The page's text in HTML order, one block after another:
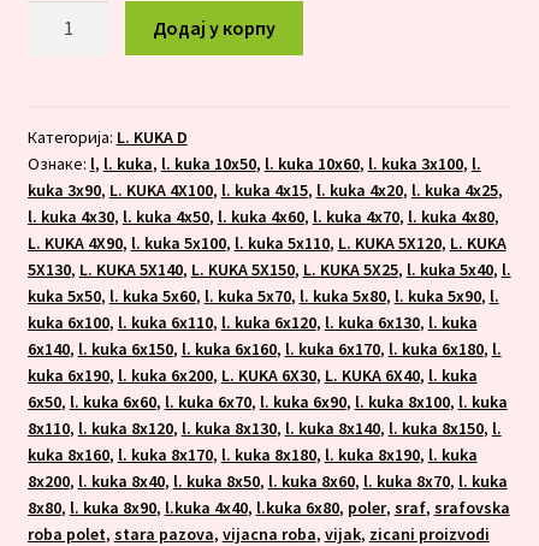
Додај у корпу
Категорија: L. KUKA D
Ознаке: l, l. kuka, l. kuka 10x50, l. kuka 10x60, l. kuka 3x100, l.
kuka 3x90, L. KUKA 4X100, l. kuka 4x15, l. kuka 4x20, l. kuka 4x25,
l. kuka 4x30, l. kuka 4x50, l. kuka 4x60, l. kuka 4x70, l. kuka 4x80,
L. KUKA 4X90, l. kuka 5x100, l. kuka 5x110, L. KUKA 5X120, L. KUKA
5X130, L. KUKA 5X140, L. KUKA 5X150, L. KUKA 5X25, l. kuka 5x40, l.
kuka 5x50, l. kuka 5x60, l. kuka 5x70, l. kuka 5x80, l. kuka 5x90, l.
kuka 6x100, l. kuka 6x110, l. kuka 6x120, l. kuka 6x130, l. kuka
6x140, l. kuka 6x150, l. kuka 6x160, l. kuka 6x170, l. kuka 6x180, l.
kuka 6x190, l. kuka 6x200, L. KUKA 6X30, L. KUKA 6X40, l. kuka
6x50, l. kuka 6x60, l. kuka 6x70, l. kuka 6x90, l. kuka 8x100, l. kuka
8x110, l. kuka 8x120, l. kuka 8x130, l. kuka 8x140, l. kuka 8x150, l.
kuka 8x160, l. kuka 8x170, l. kuka 8x180, l. kuka 8x190, l. kuka
8x200, l. kuka 8x40, l. kuka 8x50, l. kuka 8x60, l. kuka 8x70, l. kuka
8x80, l. kuka 8x90, l.kuka 4x40, l.kuka 6x80, poler, sraf, srafovska
roba polet, stara pazova, vijacna roba, vijak, zicani proizvodi